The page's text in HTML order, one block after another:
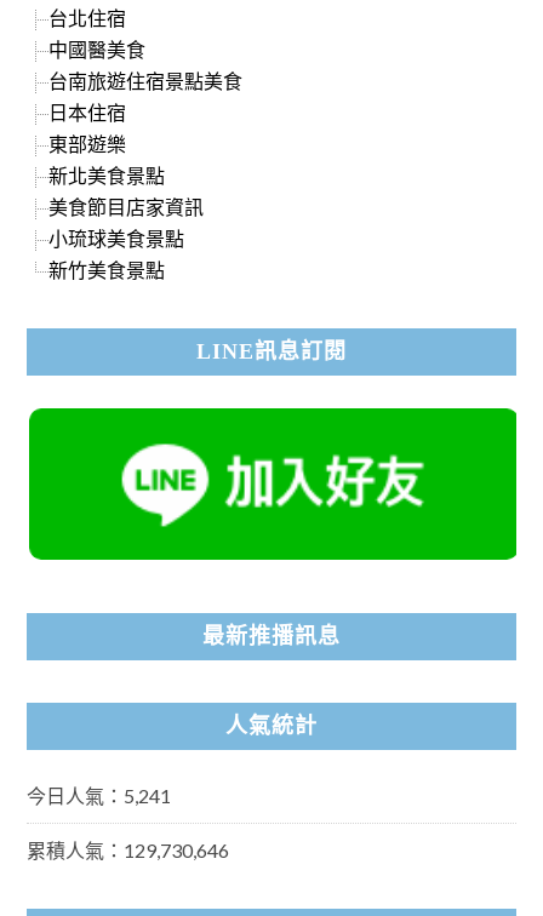
台北住宿
中國醫美食
台南旅遊住宿景點美食
日本住宿
東部遊樂
新北美食景點
美食節目店家資訊
小琉球美食景點
新竹美食景點
LINE訊息訂閱
最新推播訊息
人氣統計
今日人氣：5,241
累積人氣：129,730,646